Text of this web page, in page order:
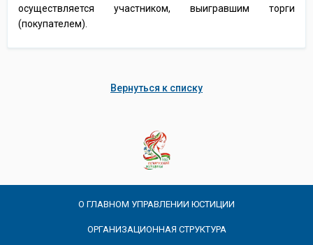
осуществляется участником, выигравшим торги
(покупателем).
Вернуться к списку
О ГЛАВНОМ УПРАВЛЕНИИ ЮСТИЦИИ
ОРГАНИЗАЦИОННАЯ СТРУКТУРА